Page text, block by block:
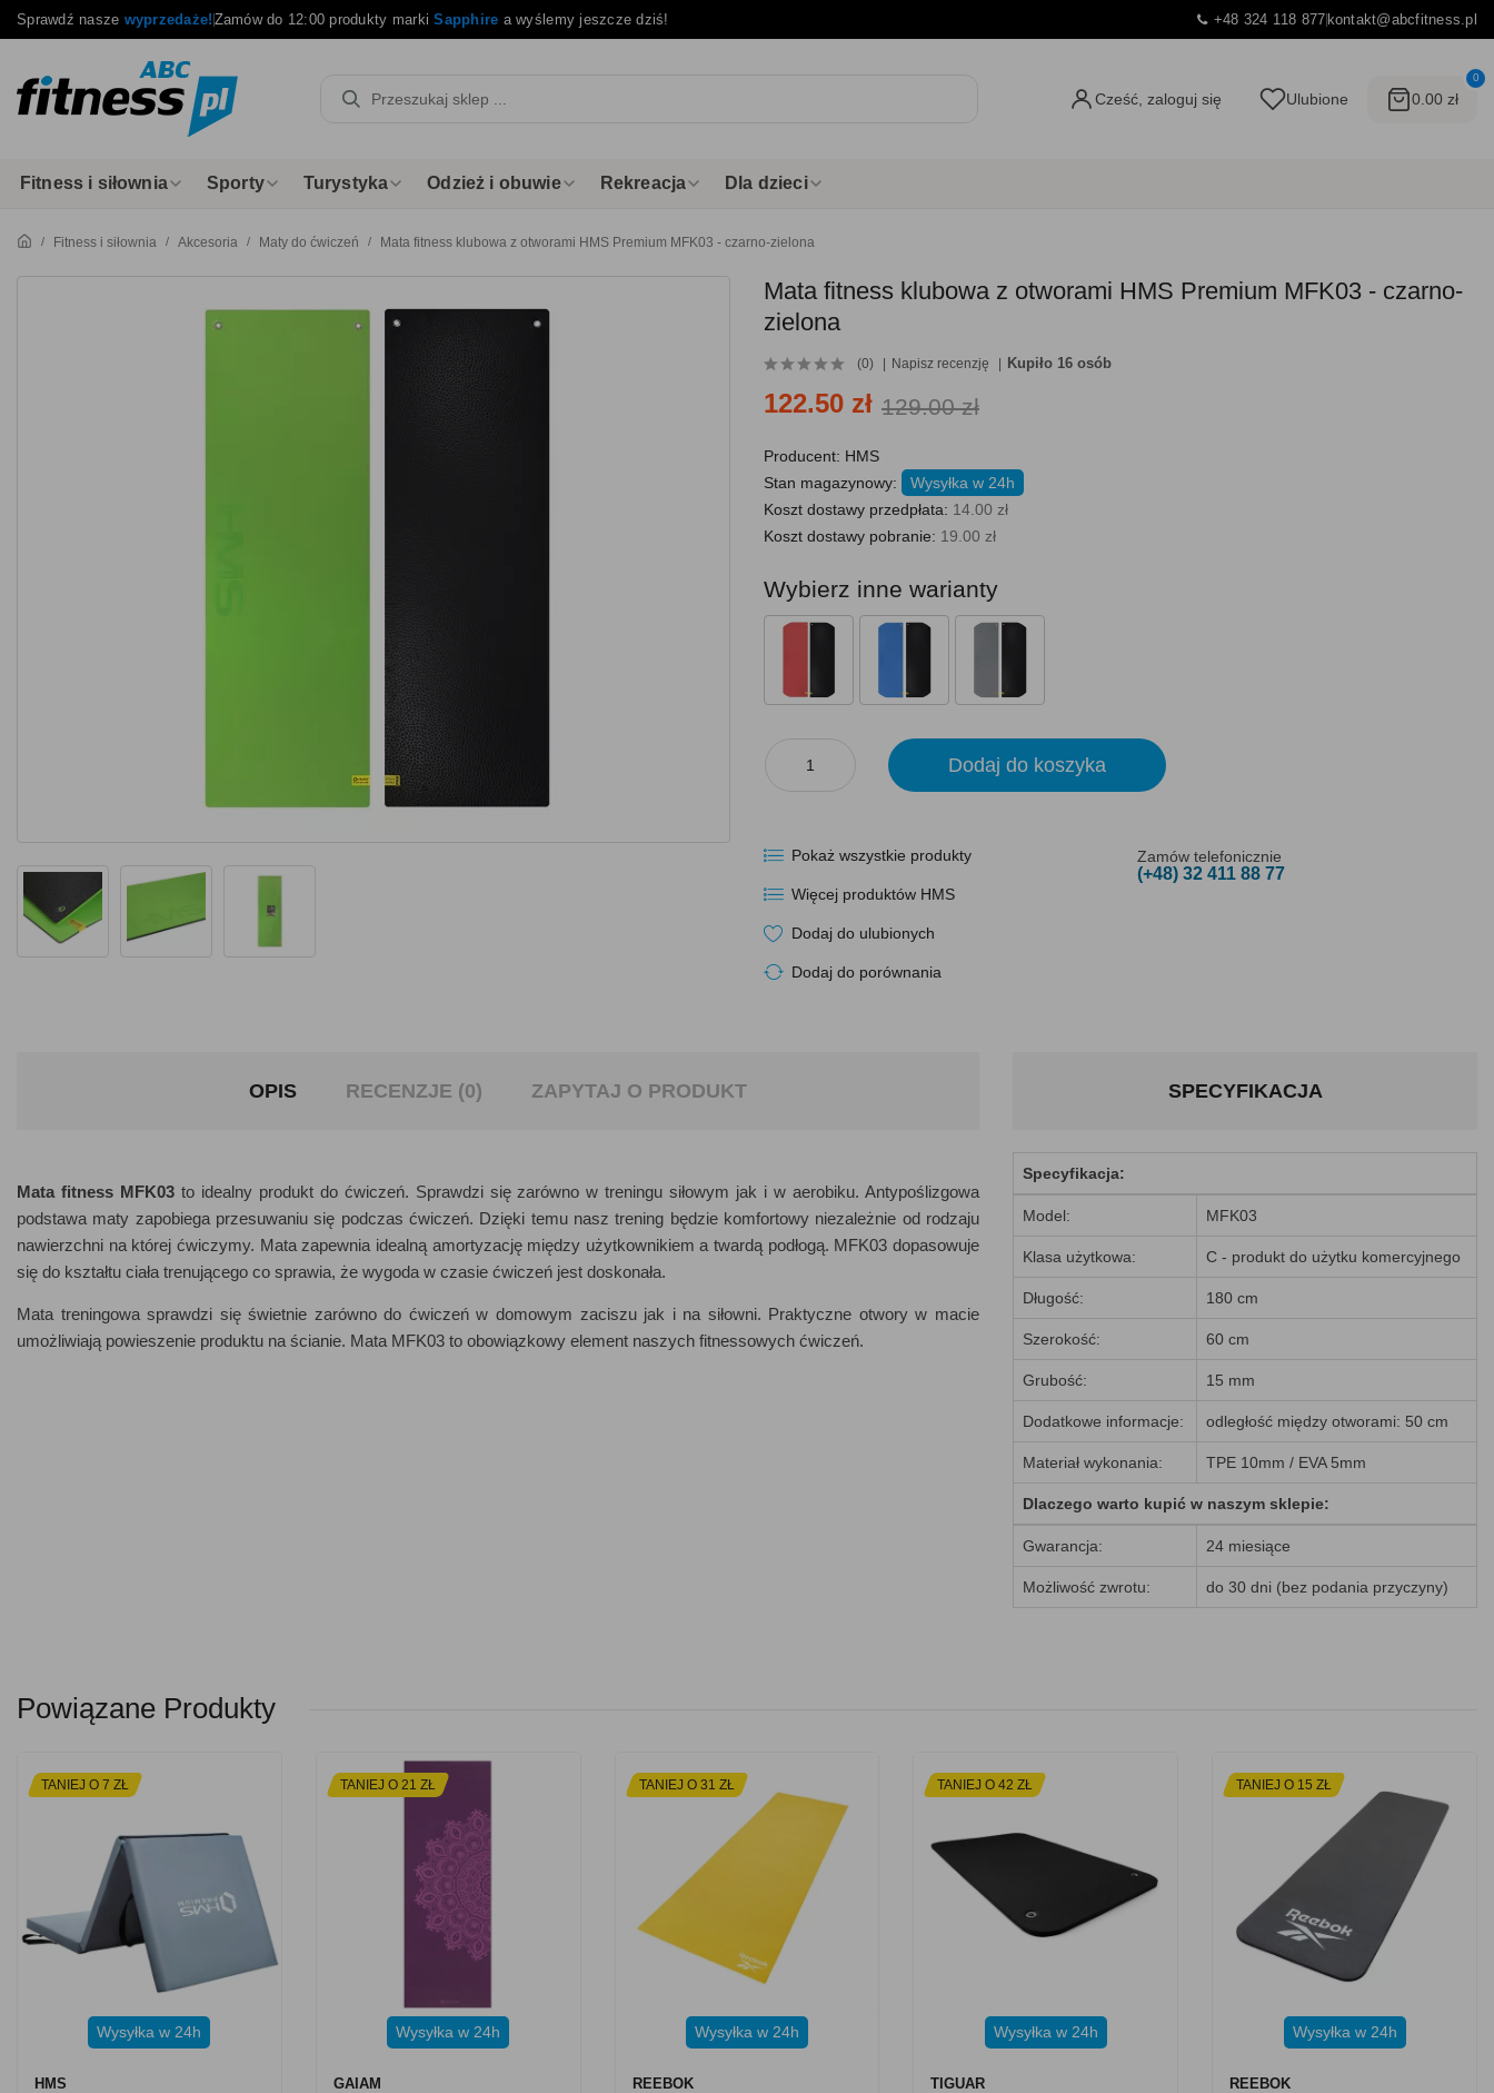
Sprawdź nasze wyprzedaże!Zamów do 12:00 produkty markiSapphire a wyślemy jeszcze dziś! +48 324 118 877kontakt@abcfitness.pl
Cześć, zaloguj się Ulubione
0
0.00 zł
Fitness i siłownia Sporty Turystyka Odzież i obuwie Rekreacja Dla dzieci
Fitness i siłownia Akcesoria Maty do ćwiczeń Mata fitness klubowa z otworami HMS Premium MFK03 - czarno-zielona
Mata fitness klubowa z otworami HMS Premium MFK03 - czarno-
zielona
(0) Napisz recenzję Kupiło 16 osób
122.50 zł 129.00 zł
Producent: HMS
Stan magazynowy:
Wysyłka w 24h
Koszt dostawy przedpłata: 14.00 zł
Koszt dostawy pobranie: 19.00 zł
Wybierz inne warianty
Dodaj do koszyka
Pokaż wszystkie produkty
Więcej produktów HMS
Dodaj do ulubionych
Dodaj do porównania
Zamów telefonicznie
(+48) 32 411 88 77
OPIS RECENZJE (0) ZAPYTAJ O PRODUKT
Mata fitness MFK03to idealny produkt do ćwiczeń. Sprawdzi się zarówno w treningu siłowym jak i w aerobiku. Antypoślizgowa
podstawa maty zapobiega przesuwaniu się podczas ćwiczeń. Dzięki temu nasz trening będzie komfortowy niezależnie od rodzaju
nawierzchni na której ćwiczymy. Mata zapewnia idealną amortyzację między użytkownikiem a twardą podłogą. MFK03 dopasowuje
się do kształtu ciała trenującego co sprawia, że wygoda w czasie ćwiczeń jest doskonała.
Mata treningowa sprawdzi się świetnie zarówno do ćwiczeń w domowym zaciszu jak i na siłowni. Praktyczne otwory w macie
umożliwiają powieszenie produktu na ścianie. Mata MFK03 to obowiązkowy element naszych fitnessowych ćwiczeń.
SPECYFIKACJA
Specyfikacja:
Model: MFK03
Klasa użytkowa: C - produkt do użytku komercyjnego
Długość: 180 cm
Szerokość: 60 cm
Grubość: 15 mm
Dodatkowe informacje: odległość między otworami: 50 cm
Materiał wykonania: TPE 10mm / EVA 5mm
Dlaczego warto kupić w naszym sklepie:
Gwarancja: 24 miesiące
Możliwość zwrotu: do 30 dni (bez podania przyczyny)
Powiązane Produkty
TANIEJ O 7 ZŁ
Wysyłka w 24h
HMS
TANIEJ O 21 ZŁ
Wysyłka w 24h
GAIAM
TANIEJ O 31 ZŁ
Wysyłka w 24h
REEBOK
TANIEJ O 42 ZŁ
Wysyłka w 24h
TIGUAR
TANIEJ O 15 ZŁ
Wysyłka w 24h
REEBOK